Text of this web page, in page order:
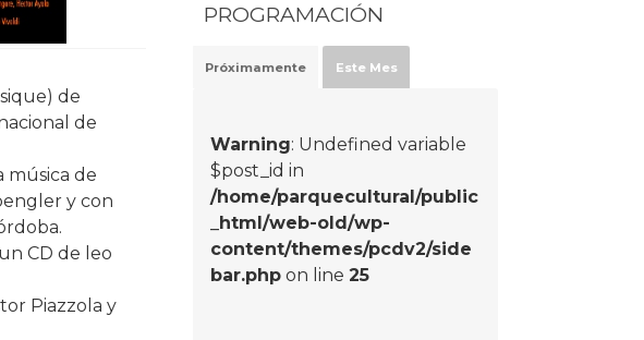
de
de
música de
y con
CD de leo
Piazzola y
PROGRAMACIÓN
Próximamente Este Mes
Warning: Undefined variable
$post_id in
/home/parquecultural/public
_html/web-old/wp-
content/themes/pcdv2/side
bar.php on line25